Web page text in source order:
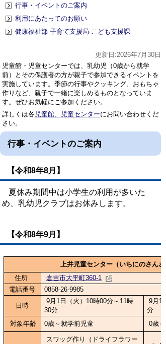
行事・イベントのご案内
利用にあたってのお願い
健康福祉部 子育て支援局 こども支援課
更新日:2026年7月30日
児童館・児童センターでは、乳幼児（0歳から就学
前）とその保護者の方が親子で参加できるイベントを
実施しています。季節の行事やクッキング、おもちゃ
作りなど、親子で一緒に楽しめるものとなっていま
す。ぜひお気軽にご参加ください。
詳しくは各児童館、児童センターにお問い合わせくだ
さい。
行事・イベントのご案内
【令和8年8月】
夏休み期間中は小学生の利用が多いた
め、乳幼児クラブはお休みします。
【令和8年9月】
上井児童センター（いちにのさんさ
住所
倉吉市大平町360-1
電話番号
0858-26-9985
日時
9月1日（火）10時00分～11時
30分
9月
分
対象年齢
0歳～就学前児童 0歳～
スワッグ作り（ドライフラワー